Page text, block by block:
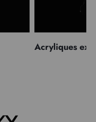
Acryliques